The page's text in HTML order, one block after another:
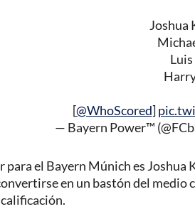
Joshua
Luis
[@WhoScored]
— Bayern Power™️
para el Bayern Múnich es
en un bastón del medio